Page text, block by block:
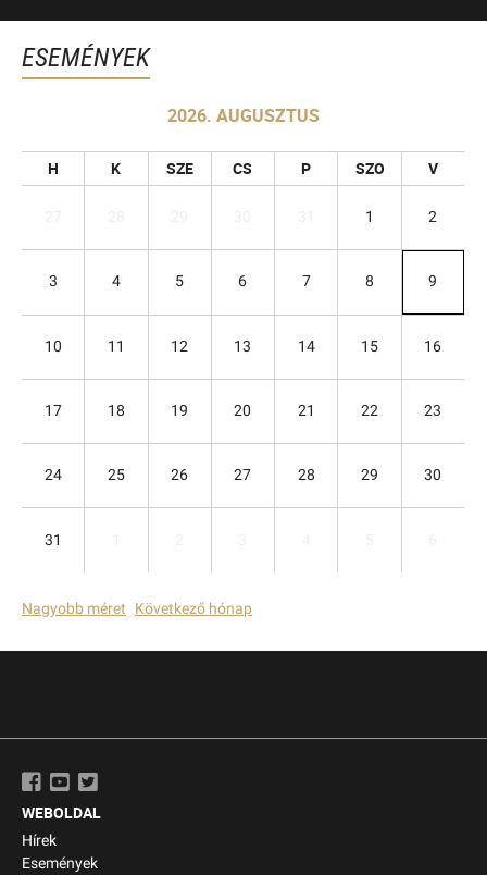
ESEMÉNYEK
2026. AUGUSZTUS
H K SZE CS P SZO V
1 2
3 4 5 6 7 8 9
10 11 12 13 14 15 16
17 18 19 20 21 22 23
24 25 26 27 28 29 30
31
Nagyobb méret Következő hónap
WEBOLDAL
Hírek
Események